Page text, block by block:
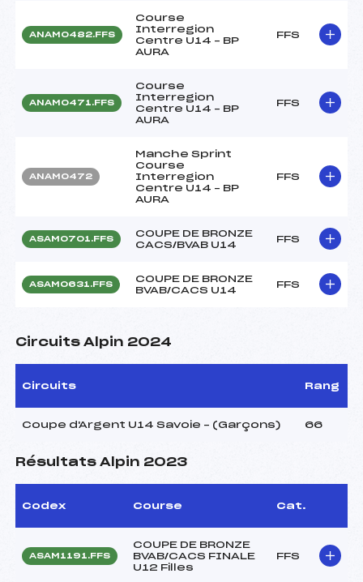
ANAM0482.FFS
Course
Interregion
Centre U14 – BP
AURA
FFS
ANAM0471.FFS
Course
Interregion
Centre U14 – BP
AURA
FFS
ANAM0472
Manche Sprint
Course
Interregion
Centre U14 – BP
AURA
FFS
ASAM0701.FFS
COUPE DE BRONZE
CACS/BVAB U14
FFS
ASAM0631.FFS
COUPE DE BRONZE
BVAB/CACS U14
FFS
Circuits Alpin 2024
Circuits Rang
Coupe d'Argent U14 Savoie – (Garçons) 66
Résultats Alpin 2023
Codex Course Cat.
ASAM1191.FFS
COUPE DE BRONZE
BVAB/CACS FINALE
U12 Filles
FFS